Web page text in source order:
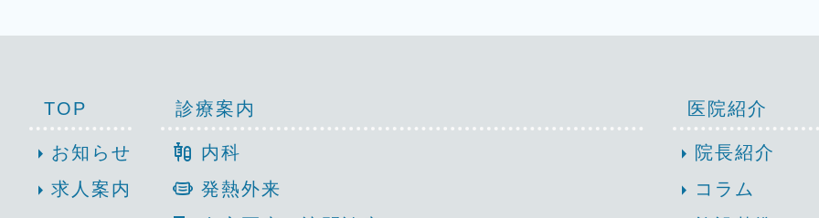
TOP
arrow_right お知らせ
arrow_right 求人案内
診療案内
mixture_med 内科
medical_mask 発熱外来
医院紹介
arrow_right 院長紹介
arrow_right コラム